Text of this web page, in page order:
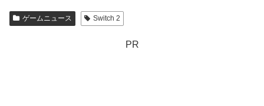
ゲームニュース Switch 2
PR